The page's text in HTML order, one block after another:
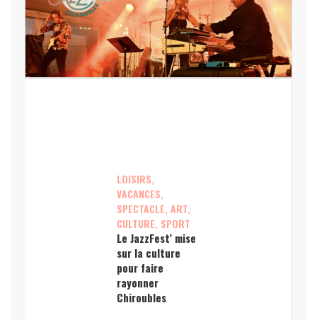
LOISIRS,
VACANCES,
SPECTACLE, ART,
CULTURE, SPORT
Le JazzFest’ mise
sur la culture
pour faire
rayonner
Chiroubles